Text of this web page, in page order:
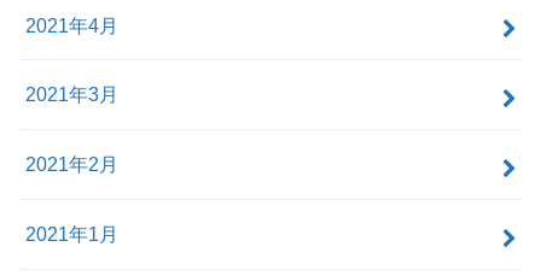
2021年4月
2021年3月
2021年2月
2021年1月